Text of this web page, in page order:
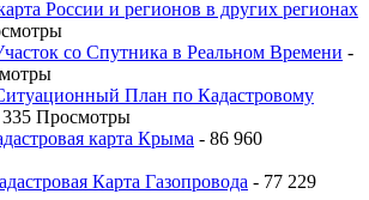
России и регионов в других регионах
со Спутника в Реальном Времени -
План по Кадастровому
335 Просмотры
карта Крыма - 86 960
Карта Газопровода - 77 229